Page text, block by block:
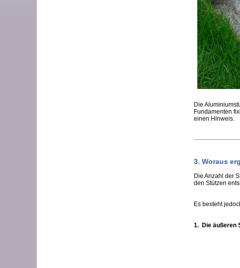
Die
Fundamenten
einen Hinweis.
3. Woraus
Die Anzahl der
den Stützen
Es besteht
1. Die äußeren